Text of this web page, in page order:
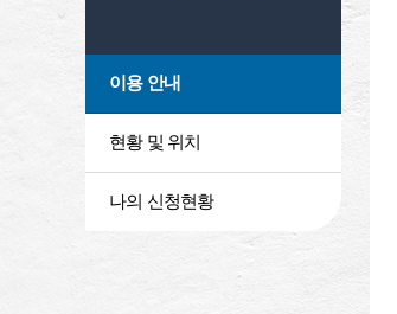
이용 안내
현황 및 위치
나의 신청현황